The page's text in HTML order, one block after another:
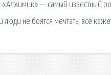
— самый известный
не боятся мечтать, всё